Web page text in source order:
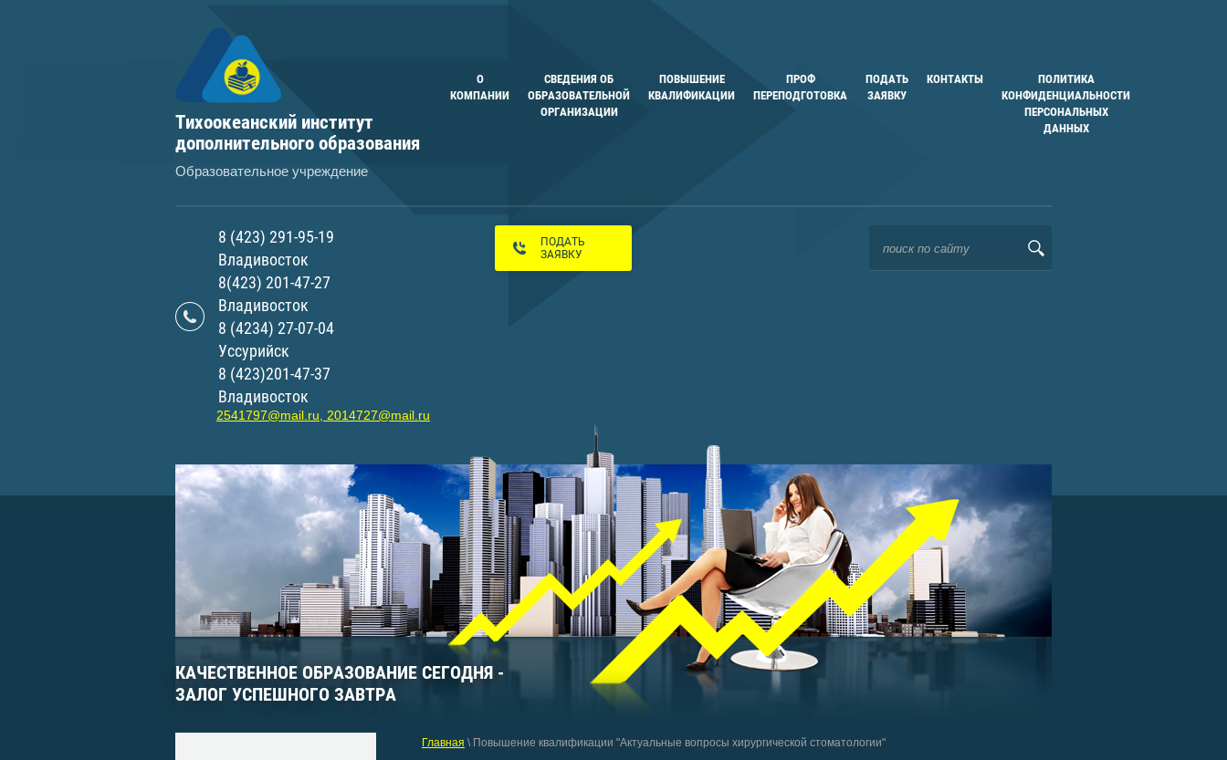
Тихоокеанский институт
дополнительного образования
Образовательное учреждение
О
КОМПАНИИ
СВЕДЕНИЯ ОБ
ОБРАЗОВАТЕЛЬНОЙ
ОРГАНИЗАЦИИ
ПОВЫШЕНИЕ
КВАЛИФИКАЦИИ
ПРОФ
ПЕРЕПОДГОТОВКА
ПОДАТЬ
ЗАЯВКУ
КОНТАКТЫ
ПОЛИТИКА
КОНФИДЕНЦИАЛЬНОСТИ
ПЕРСОНАЛЬНЫХ
ДАННЫХ
8 (423) 291-95-19
Владивосток
8(423) 201-47-27
Владивосток
8 (4234) 27-07-04
Уссурийск
8 (423)201-47-37
Владивосток
2541797@mail.ru, 2014727@mail.ru
ПОДАТЬ
ЗАЯВКУ
КАЧЕСТВЕННОЕ ОБРАЗОВАНИЕ СЕГОДНЯ -
ЗАЛОГ УСПЕШНОГО ЗАВТРА
Главная \ Повышение квалификации "Актуальные вопросы хирургической стоматологии"